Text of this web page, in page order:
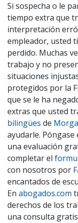
Si sospecha o le
tiempo extra que
interpretación
empleador, usted
perdido. Muchas
trabajo y no
situaciones
protegidos por la
que se le ha
extras que usted
bilingües de
ayudarle.
una evaluación
completar el
con nosotros por
encantados de
En abogados.com
derechos de los
una consulta